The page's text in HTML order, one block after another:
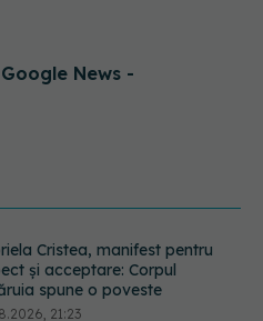
News -
dr. Valeriu Gheorghiță intră în
ul Editorial al revistei
Reports, din Nature